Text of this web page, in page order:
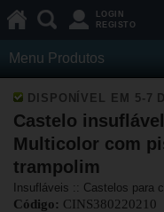
LOGIN
REGISTO
Menu Produtos
DISPONÍVEL EM 5-7
Castelo
Multicolor com
trampolim
Insufláveis :: Castelos para
Código: CINS380220210